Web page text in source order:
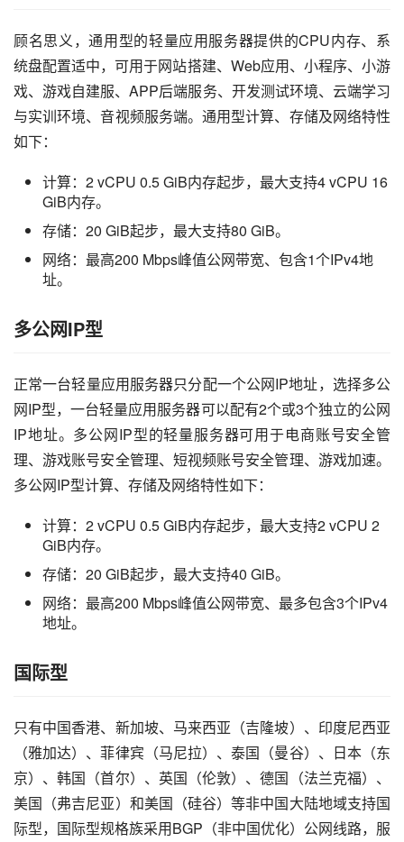
顾名思义，通用型的轻量应用服务器提供的CPU内存、系
统盘配置适中，可用于网站搭建、Web应用、小程序、小游
戏、游戏自建服、APP后端服务、开发测试环境、云端学习
与实训环境、音视频服务端。通用型计算、存储及网络特性
如下：
计算：2 vCPU 0.5 GiB内存起步，最大支持4 vCPU 16
GiB内存。
存储：20 GiB起步，最大支持80 GiB。
网络：最高200 Mbps峰值公网带宽、包含1个IPv4地
址。
多公网IP型
正常一台轻量应用服务器只分配一个公网IP地址，选择多公
网IP型，一台轻量应用服务器可以配有2个或3个独立的公网
IP地址。多公网IP型的轻量服务器可用于电商账号安全管
理、游戏账号安全管理、短视频账号安全管理、游戏加速。
多公网IP型计算、存储及网络特性如下：
计算：2 vCPU 0.5 GiB内存起步，最大支持2 vCPU 2
GiB内存。
存储：20 GiB起步，最大支持40 GiB。
网络：最高200 Mbps峰值公网带宽、最多包含3个IPv4
地址。
国际型
只有中国香港、新加坡、马来西亚（吉隆坡）、印度尼西亚
（雅加达）、菲律宾（马尼拉）、泰国（曼谷）、日本（东
京）、韩国（首尔）、英国（伦敦）、德国（法兰克福）、
美国（弗吉尼亚）和美国（硅谷）等非中国大陆地域支持国
际型，国际型规格族采用BGP（非中国优化）公网线路，服